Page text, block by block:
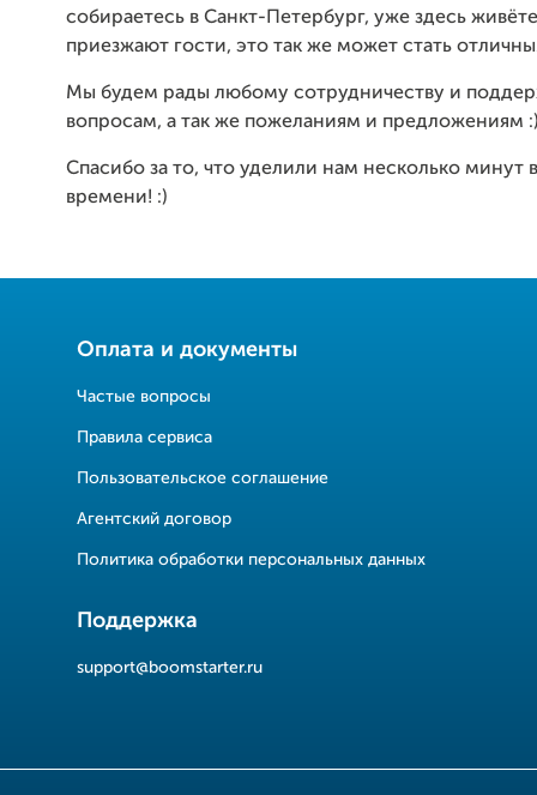
собираетесь в Санкт-Петербург, уже здесь
приезжают гости, это так же может стать
Мы будем рады любому сотрудничеству и
вопросам, а так же пожеланиям и предложениям
Спасибо за то, что уделили нам несколько минут
времени! :)
Оплата и документы
Частые вопросы
Правила сервиса
Пользовательское соглашение
Агентский договор
Политика обработки персональных данных
Поддержка
support@boomstarter.ru